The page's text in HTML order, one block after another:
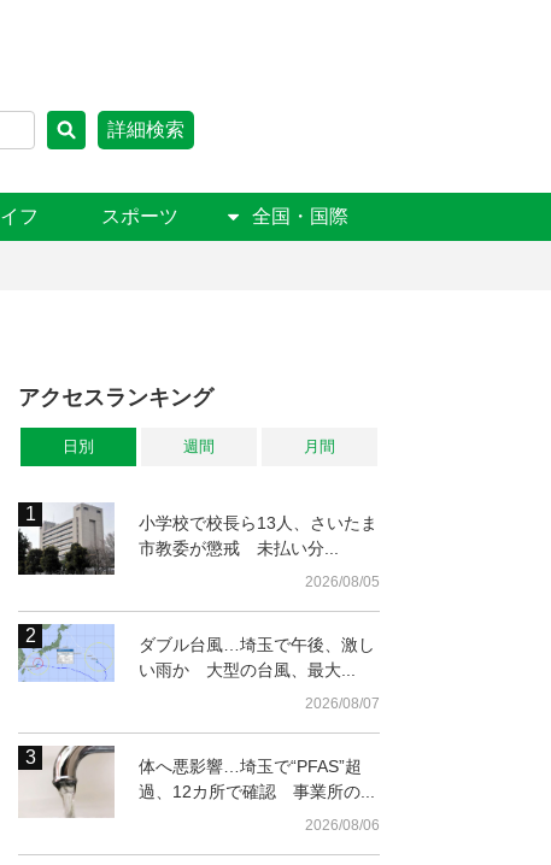
詳細検索
フ スポーツ 全国・国際
アクセスランキング
日別 週間 月間
小学校で校長ら13人、さいたま
市教委が懲戒 未払い分...
2026/08/05
ダブル台風…埼玉で午後、激し
い雨か 大型の台風、最大...
2026/08/07
体へ悪影響…埼玉で“PFAS”超
過、12カ所で確認 事業所の...
2026/08/06